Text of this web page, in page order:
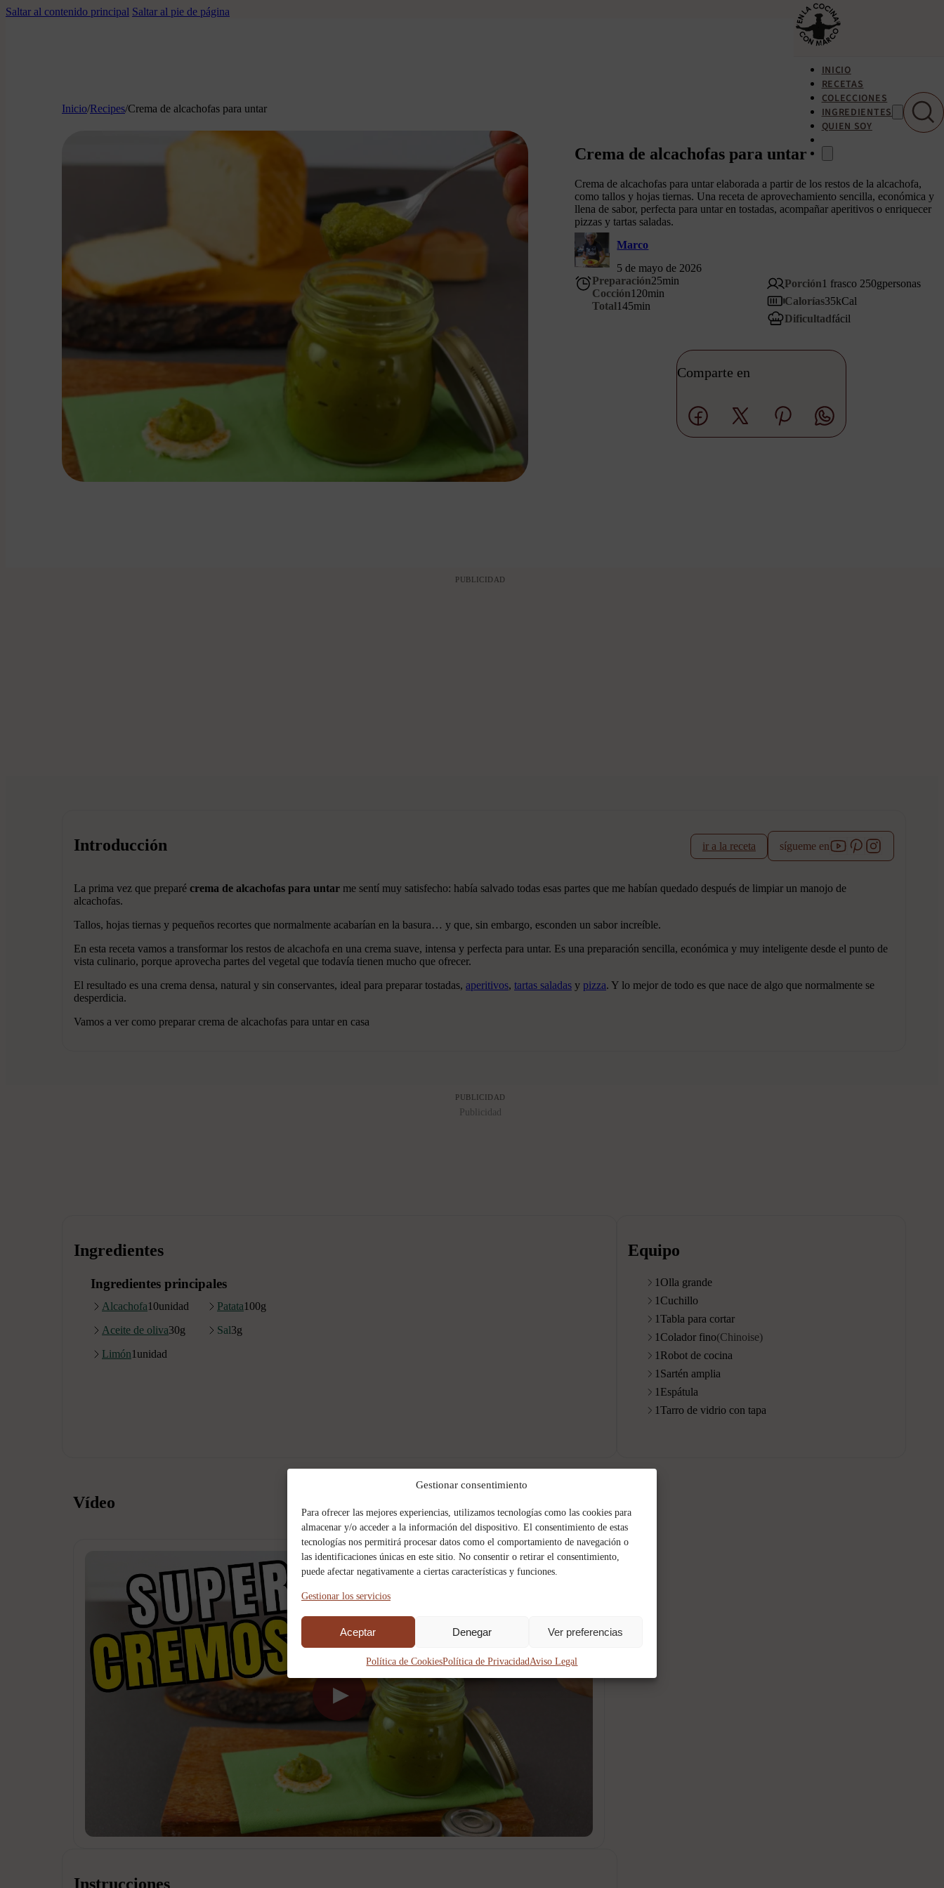
Gestionar consentimiento
Para ofrecer las mejores experiencias, utilizamos tecnologías como las cookies para
almacenar y/o acceder a la información del dispositivo. El consentimiento de estas
tecnologías nos permitirá procesar datos como el comportamiento de navegación o
las identificaciones únicas en este sitio. No consentir o retirar el consentimiento,
puede afectar negativamente a ciertas características y funciones.
Gestionar los servicios
Aceptar Denegar Ver preferencias
Política de CookiesPolítica de PrivacidadAviso Legal
Saltar al contenido principal Saltar al pie de página
INICIO
RECETAS
COLECCIONES
INGREDIENTES
QUIEN SOY
Inicio/Recipes/Crema de alcachofas para untar
Crema de alcachofas para untar
Crema de alcachofas para untar elaborada a partir de los restos de la alcachofa,
como tallos y hojas tiernas. Una receta de aprovechamiento sencilla, económica y
llena de sabor, perfecta para untar en tostadas, acompañar aperitivos o enriquecer
pizzas y tartas saladas.
Marco
5 de mayo de 2026
Preparación25min
Cocción120min
Total145min
Porción1 frasco 250gpersonas
Calorías35kCal
Dificultadfácil
Comparte en
PUBLICIDAD
Introducción ir a la receta sígueme en
La prima vez que preparé crema de alcachofas para untar me sentí muy satisfecho: había salvado todas esas partes que me habían quedado después de limpiar un manojo de
alcachofas.
Tallos, hojas tiernas y pequeños recortes que normalmente acabarían en la basura… y que, sin embargo, esconden un sabor increíble.
En esta receta vamos a transformar los restos de alcachofa en una crema suave, intensa y perfecta para untar. Es una preparación sencilla, económica y muy inteligente desde el punto de
vista culinario, porque aprovecha partes del vegetal que todavía tienen mucho que ofrecer.
El resultado es una crema densa, natural y sin conservantes, ideal para preparar tostadas, aperitivos, tartas saladas y pizza. Y lo mejor de todo es que nace de algo que normalmente se
desperdicia.
Vamos a ver como preparar crema de alcachofas para untar en casa
PUBLICIDAD
Publicidad
Ingredientes
Ingredientes principales
Alcachofa10unidad Patata100g
Aceite de oliva30g Sal3g
Limón1unidad
Equipo
1Olla grande
1Cuchillo
1Tabla para cortar
1Colador fino(Chinoise)
1 Robot de cocina
1 Sartén amplia
1 Espátula
1Tarro de vidrio con tapa
Vídeo
▶
Instrucciones